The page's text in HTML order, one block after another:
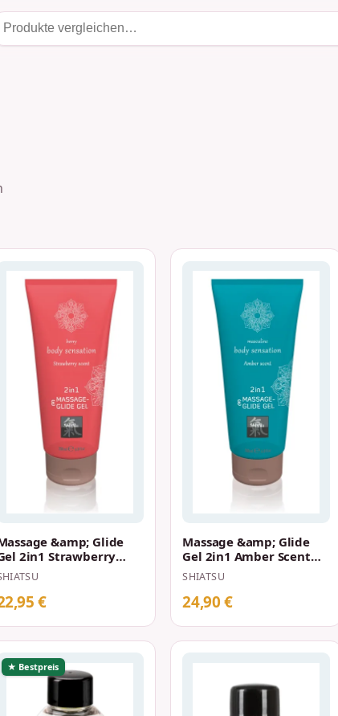
&amp; Glide
2in1 Strawberry
200 ml
€
Massage &amp; Glide
Gel 2in1 Amber Scent
200 ml
SHIATSU
24,90 €
★ Bestpreis